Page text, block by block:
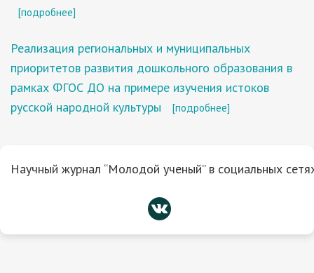
[подробнее]
Реализация региональных и муниципальных
приоритетов развития дошкольного образования в
рамках ФГОС ДО на примере изучения истоков
русской народной культуры
[подробнее]
Научный журнал “Молодой ученый” в социальных